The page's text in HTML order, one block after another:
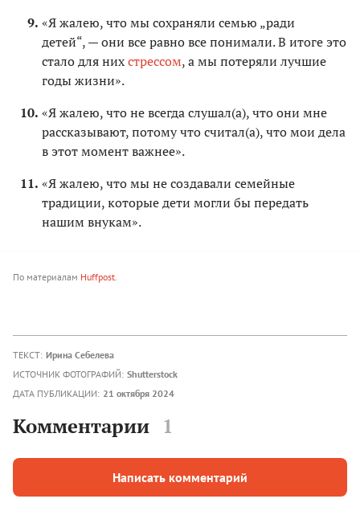
«Я жалею, что мы сохраняли семью „ради
детей“, — они все равно все понимали. В итоге это
стало для нихстрессом, а мы потеряли лучшие
годы жизни».
«Я жалею, что не всегда слушал(а), что они мне
рассказывают, потому что считал(а), что мои дела
в этот момент важнее».
«Я жалею, что мы не создавали семейные
традиции, которые дети могли бы передать
нашим внукам».
По материалам Huffpost
ТЕКСТ: Ирина Себелева
ИСТОЧНИК ФОТОГРАФИЙ: Shutterstock
ДАТА ПУБЛИКАЦИИ: 21 октября 2024
Комментарии 1
Написать комментарий